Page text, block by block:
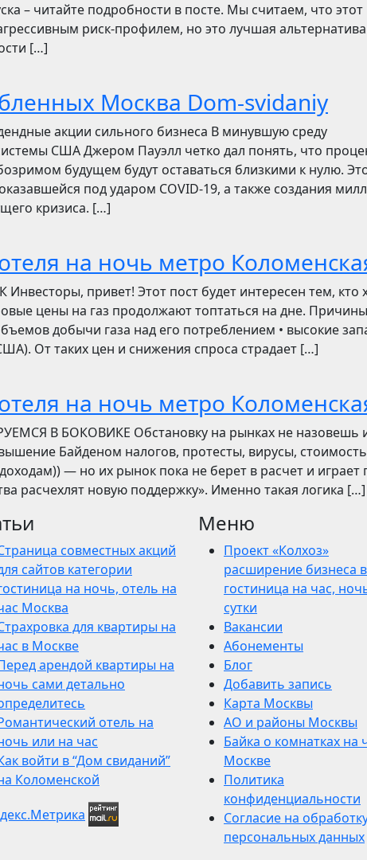
– читайте подробности в посте. Мы считаем, что этот
риск-профилем, но это лучшая альтернатива
[…]
Москва Dom-svidaniy
акции сильного бизнеса В минувшую среду
США Джером Пауэлл четко дал понять, что
будущем будут оставаться близкими к нулю.
под ударом COVID-19, а также создания
кризиса. […]
на ночь метро
привет! Этот пост будет интересен тем, кто
цены на газ продолжают топтаться на дне. Причины
добычи газа над его потреблением • высокие
От таких цен и снижения спроса страдает […]
на ночь метро
В БОКОВИКЕ Обстановку на рынках не назовешь
Байденом налогов, протесты, вирусы, стоимость
— но их рынок пока не берет в расчет и играет
расчехлят новую поддержку». Именно такая логика […]
совместных акций
сайтов категории
на ночь, отель на
Москва
для квартиры на
в Москве
арендой квартиры на
сами детально
отель на
или на час
войти в “Дом свиданий”
Коломенской
Меню
Проект «Колхоз»
расширение бизнеса
гостиница на час,
сутки
Вакансии
Абонементы
Блог
Добавить запись
Карта Москвы
АО и районы Москвы
Байка о комнатках на
Москве
Политика
конфиденциальности
Согласие на
персональных данных